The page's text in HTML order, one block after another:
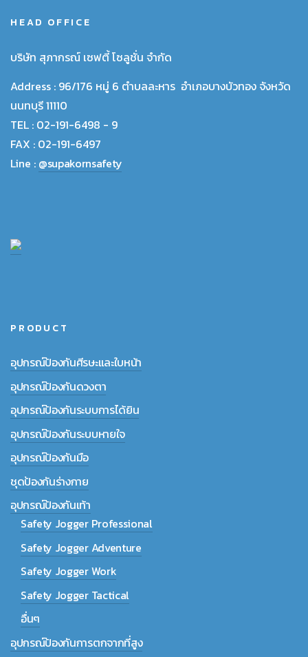
HEAD OFFICE
บริษัท สุภากรณ์ เซฟตี้ โซลูชั่น จำกัด
Address : 96/176 หมู่ 6 ตำบลละหาร อำเภอบางบัวทอง จังหวัด
นนทบุรี 11110
TEL : 02-191-6498 - 9
FAX : 02-191-6497
Line : @supakornsafety
PRODUCT
อุปกรณ์ป้องกันศีรษะและใบหน้า
อุปกรณ์ป้องกันดวงตา
อุปกรณ์ป้องกันระบบการได้ยิน
อุปกรณ์ป้องกันระบบหายใจ
อุปกรณ์ป้องกันมือ
ชุดป้องกันร่างกาย
อุปกรณ์ป้องกันเท้า
Safety Jogger Professional
Safety Jogger Adventure
Safety Jogger Work
Safety Jogger Tactical
อื่นๆ
อุปกรณ์ป้องกันการตกจากที่สูง